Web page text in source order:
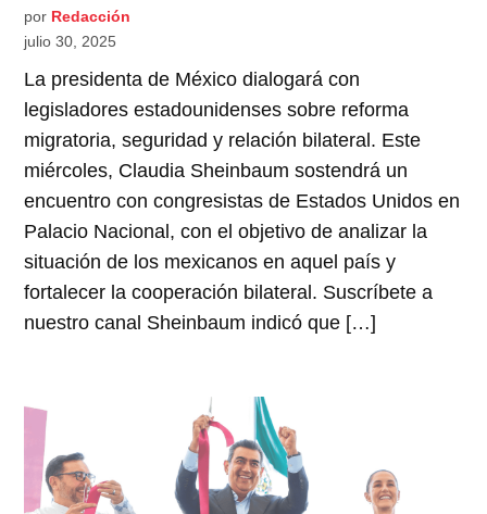
por Redacción
julio 30, 2025
La presidenta de México dialogará con
legisladores estadounidenses sobre reforma
migratoria, seguridad y relación bilateral. Este
miércoles, Claudia Sheinbaum sostendrá un
encuentro con congresistas de Estados Unidos en
Palacio Nacional, con el objetivo de analizar la
situación de los mexicanos en aquel país y
fortalecer la cooperación bilateral. Suscríbete a
nuestro canal Sheinbaum indicó que […]